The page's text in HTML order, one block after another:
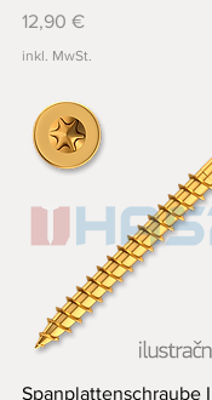
Preis
12,90 €
inkl. MwSt.
Schnellansicht
Spanplattenschraube I